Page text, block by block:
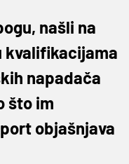
našli na
kvalifikacijama
napadača
što im
objašnjava